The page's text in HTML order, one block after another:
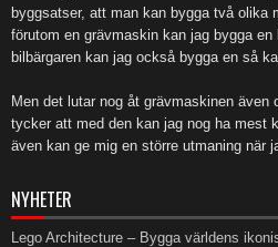
byggsatser, att man kan bygga två olika
förutom en grävmaskin kan jag bygga en
bilbärgaren kan jag också bygga en så
Men det lutar nog åt grävmaskinen även
tycker att med den kan jag nog ha mest
även kan ge mig en större utmaning när
NYHETER
Lego Architecture – Bygga världens